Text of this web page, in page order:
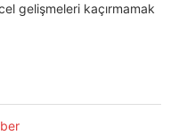
gelişmeleri kaçırmamak